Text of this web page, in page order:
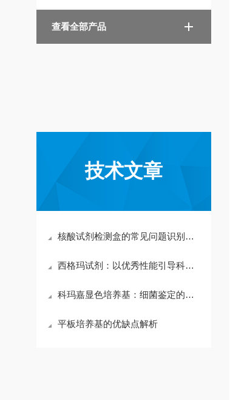
查看全部产品
技术文章
核酸试剂检测盒的常见问题识别与应对方法分享
西格玛试剂：以优秀性能引导科研新征程
科玛嘉显色培养基：细菌鉴定的革新之选
平板培养基的优缺点解析